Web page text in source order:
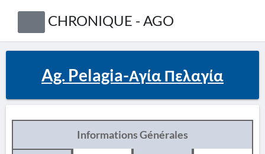
CHRONIQUE - AGO
Ag. Pelagia-Αγία Πελαγία
Informations Générales